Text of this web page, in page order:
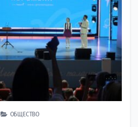
ОБЩЕСТВО